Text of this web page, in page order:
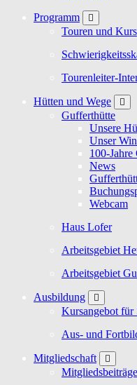
Programm
Touren und
Tourenleiter-
Hütten und Wege
Gufferthütte
Unsere
Unser
100-
News
Webcam
Haus Lofer
Arbeitsgebiet
Arbeitsgebiet
Ausbildung
Kursangebot für
Aus- und
Mitgliedschaft